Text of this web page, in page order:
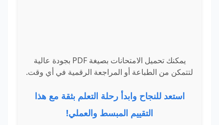
يمكنك تحميل الامتحانات بصيغة PDF بجودة عالية
لتتمكن من الطباعة أو المراجعة الرقمية في أي وقت.
استعد للنجاح وابدأ رحلة التعلم بثقة مع هذا
التقييم المبسط والعملي!